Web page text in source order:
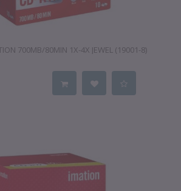
700MB/80MIN 1X-4X JEWEL (19001-8)